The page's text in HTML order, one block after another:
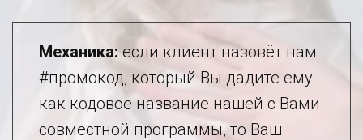
Механика: если клиент назовёт нам
#промокод, который Вы дадите ему
как кодовое название нашей с Вами
совместной программы, то Ваш